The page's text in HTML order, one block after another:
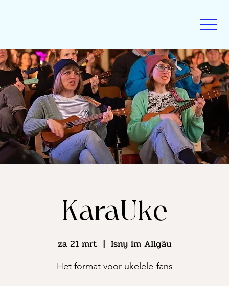
KaraUke
za 21 mrt
  |
Isny im Allgäu
Het format voor ukelele-fans